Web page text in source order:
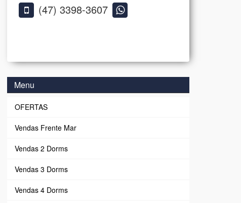
(47) 3398-3607
Menu
OFERTAS
Vendas Frente Mar
Vendas 2 Dorms
Vendas 3 Dorms
Vendas 4 Dorms